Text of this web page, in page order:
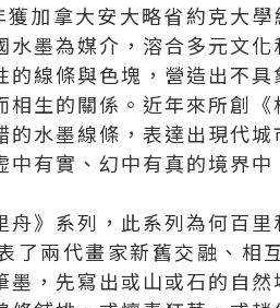
加拿大安大略省約克大
水墨為媒介，溶合多元文
的線條與色塊，營造出不
相生的關係。近年來所創
的水墨線條，表達出現代
有實、幻中有真的境界
舟》系列，此系列為何百
了兩代畫家新舊交融、相
，先寫出或山或石的自